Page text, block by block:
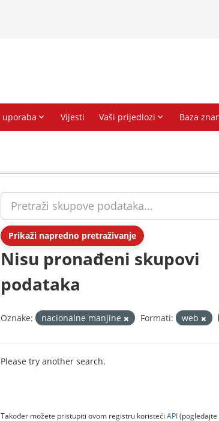
Prikaži napredno pretraživanje
Nisu pronađeni skupovi
podataka
Oznake: nacionalne manjine Formati: web
Please try another search.
Također možete pristupiti ovom registru koristeći API(pogledajte